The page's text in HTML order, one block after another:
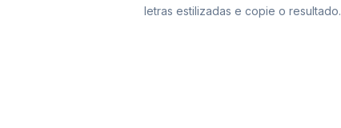
letras estilizadas e copie o resultado.